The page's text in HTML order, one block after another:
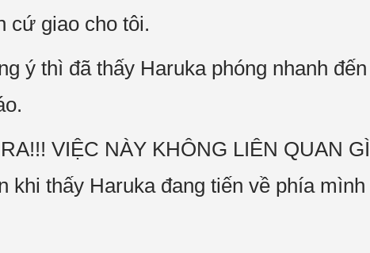
cứ giao cho tôi.
ý thì đã thấy Haruka phóng nhanh
VIỆC NÀY KHÔNG LIÊN QUAN
khi thấy Haruka đang tiến về phía